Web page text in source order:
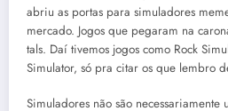
abriu as portas para simuladores
mercado. Jogos que pegaram na
tals. Daí tivemos jogos como Rock
Simulator, só pra citar os que lembro
Simuladores não são